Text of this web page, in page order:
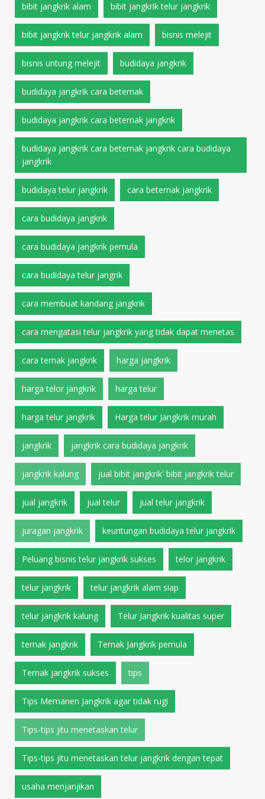
bibit jangkrik alam bibit jangkrik telur jangkrik
bibit jangkrik telur jangkrik alam bisnis melejit
bisnis untung melejit budidaya jangkrik
budidaya jangkrik cara beternak
budidaya jangkrik cara beternak jangkrik
budidaya jangkrik cara beternak jangkrik cara budidaya
jangkrik
budidaya telur jangkrik cara beternak jangkrik
cara budidaya jangkrik
cara budidaya jangkrik pemula
cara budidaya telur jangrik
cara membuat kandang jangkrik
cara mengatasi telur jangkrik yang tidak dapat menetas
cara ternak jangkrik harga jangkrik
harga telor jangkrik harga telur
harga telur jangkrik Harga telur Jangkrik murah
jangkrik jangkrik cara budidaya jangkrik
jangkrik kalung jual bibit jangkrik' bibit jangkrik telur
jual jangkrik jual telur jual telur jangkrik
juragan jangkrik keuntungan budidaya telur jangkrik
Peluang bisnis telur jangkrik sukses telor jangkrik
telur jangkrik telur jangkrik alam siap
telur jangkrik kalung Telur Jangkrik kualitas super
ternak jangkrik Ternak Jangkrik pemula
Ternak jangkrik sukses tips
Tips Memanen Jangkrik agar tidak rugi
Tips-tips jitu menetaskan telur
Tips-tips jitu menetaskan telur jangkrik dengan tepat
usaha menjanjikan